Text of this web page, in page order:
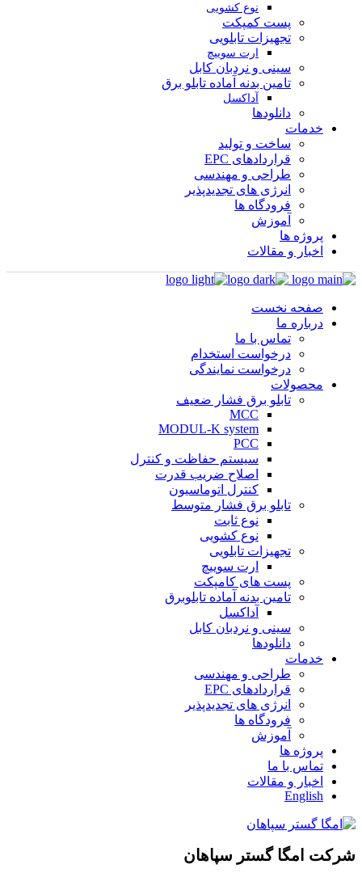
نوع کشویی
پست کمپکت
تجهیزات تابلویی
ارت سوییچ
سینی و نردبان کابل
تامین بدنه آماده تابلو برق
آداکسل
دانلودها
خدمات
ساخت و تولید
قراردادهای EPC
طراحی و مهندسی
انرژی های تجدیدپذیر
فرودگاه ها
آموزش
پروژه ها
اخبار و مقالات
صفحه نخست
درباره ما
تماس با ما
درخواست استخدام
درخواست نمایندگی
محصولات
تابلو برق فشار ضعیف
MCC
MODUL-K system
PCC
سیستم حفاظت و کنترل
اصلاح ضریب قدرت
کنترل اتوماسیون
تابلو برق فشار متوسط
نوع ثابت
نوع کشویی
تجهیزات تابلویی
ارت سوییچ
پست های کامپکت
تامین بدنه آماده تابلوبرق
آداکسل
سینی و نردبان کابل
دانلودها
خدمات
طراحی و مهندسی
قراردادهای EPC
انرژی های تجدیدپذیر
فرودگاه ها
آموزش
پروژه ها
تماس با ما
اخبار و مقالات
English
شرکت امگا گستر سپاهان